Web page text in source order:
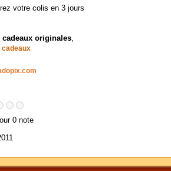
votre colis en 3 jours
cadeaux originales,
cadeaux
0 note